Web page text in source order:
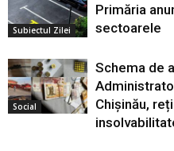
Subiectul Zilei
Primăria
sectoarele
Social
Schema de
Chișinău,